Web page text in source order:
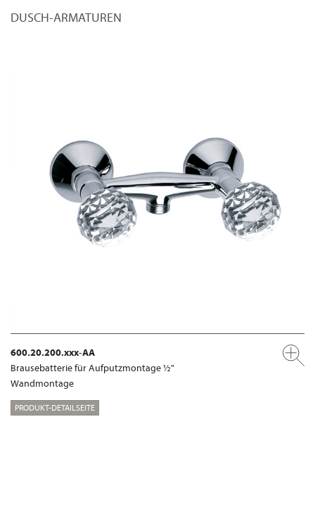
DUSCH-ARMATUREN
600.20.200.xxx-AA
Brausebatterie für Aufputzmontage ½"
Wandmontage
PRODUKT-DETAILSEITE